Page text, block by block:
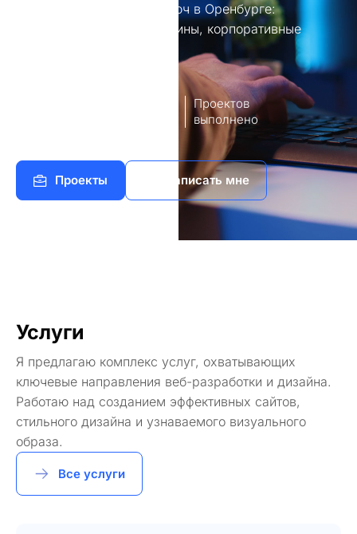
уникальные сайты под ключ в Оренбурге:
лендинги, интернет-магазины, корпоративные
Проектов
выполнено
Проекты Написать мне
Услуги
Я предлагаю комплекс услуг, охватывающих
ключевые направления веб-разработки и дизайна.
Работаю над созданием эффективных сайтов,
стильного дизайна и узнаваемого визуального
образа.
Все услуги